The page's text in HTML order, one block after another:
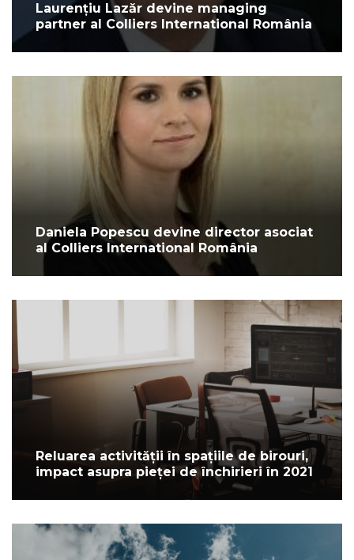
Laurențiu Lazăr devine managing
partner al Colliers International România
Daniela Popescu devine director asociat
al Colliers International România
Reluarea activității în spațiile de birouri,
impact asupra pieței de închirieri în 2021